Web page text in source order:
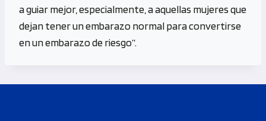
a guiar mejor, especialmente, a aquellas mujeres que
dejan tener un embarazo normal para convertirse
en un embarazo de riesgo”.